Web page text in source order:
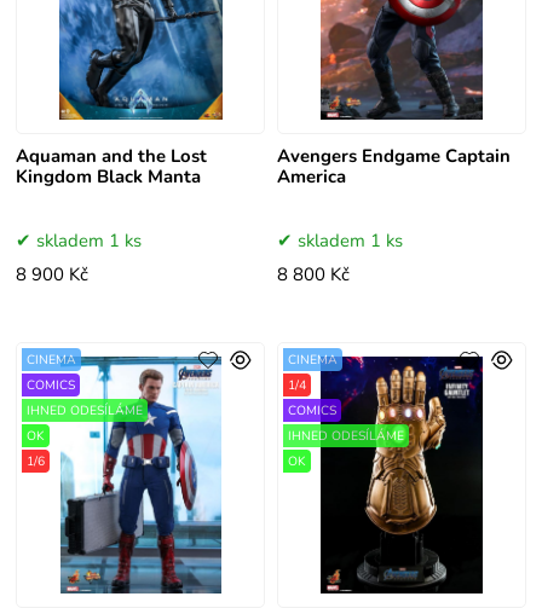
Aquaman and the Lost
Kingdom Black Manta
skladem 1 ks
8 900 Kč
Avengers Endgame Captain
America
skladem 1 ks
8 800 Kč
CINEMA
COMICS
IHNED ODESÍLÁME
OK
1/6
CINEMA
1/4
COMICS
IHNED ODESÍLÁME
OK